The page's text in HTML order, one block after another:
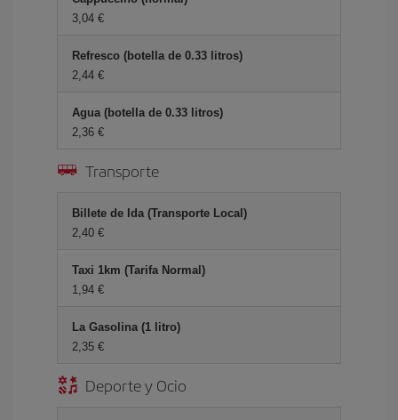
3,04 €
Refresco (botella de 0.33 litros)
2,44 €
Agua (botella de 0.33 litros)
2,36 €
Transporte
Billete de Ida (Transporte Local)
2,40 €
Taxi 1km (Tarifa Normal)
1,94 €
La Gasolina (1 litro)
2,35 €
Deporte y Ocio